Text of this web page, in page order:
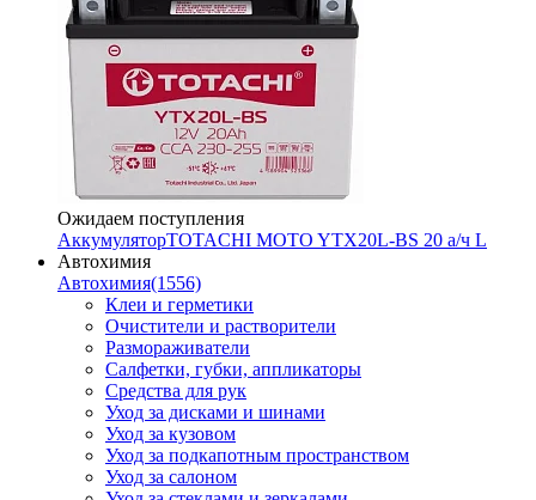
Ожидаем поступления
АккумуляторTOTACHI MOTO YTX20L-BS 20 а/ч L
Автохимия
Автохимия(1556)
Клеи и герметики
Очистители и растворители
Размораживатели
Салфетки, губки, аппликаторы
Средства для рук
Уход за дисками и шинами
Уход за кузовом
Уход за подкапотным пространством
Уход за салоном